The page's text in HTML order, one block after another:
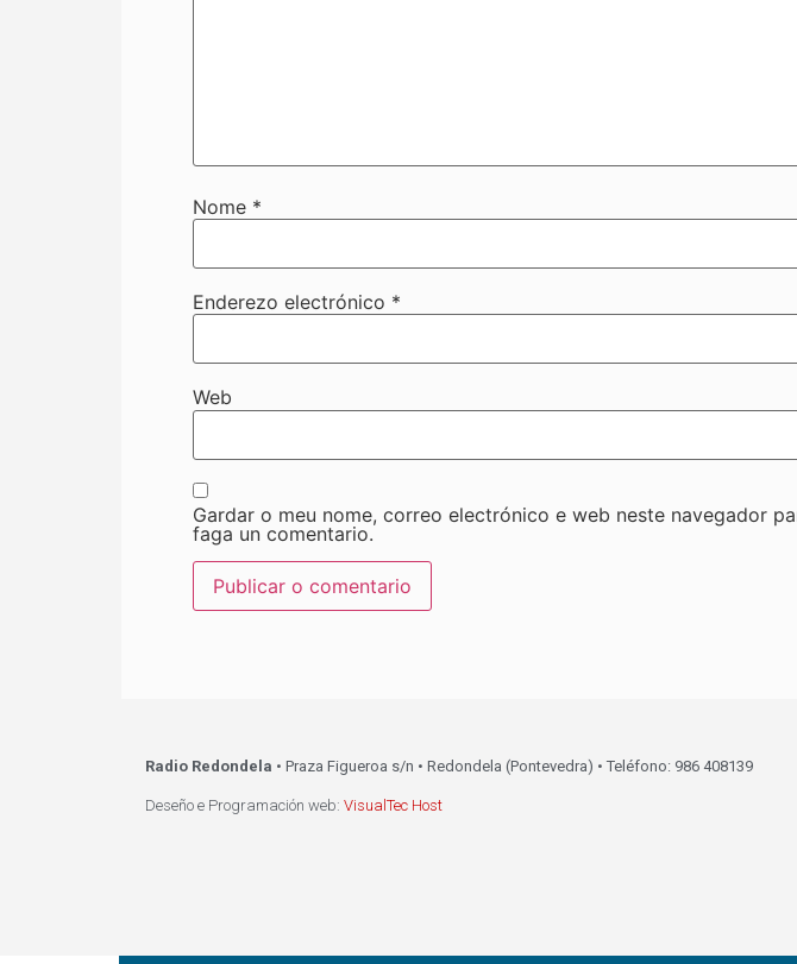
Nome *
Enderezo electrónico *
Web
Gardar o meu nome, correo electrónico e web neste navegador
faga un comentario.
Radio Redondela • Praza Figueroa s/n • Redondela (Pontevedra) • Teléfono: 986 408139
Deseño e Programación web: VisualTec Host